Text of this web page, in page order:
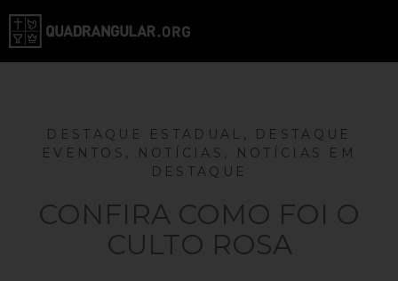
DESTAQUE ESTADUAL ,
DESTAQUE
EVENTOS , NOTÍCIAS ,
NOTÍCIAS EM
DESTAQUE
CONFIRA COMO FOI O
CULTO ROSA